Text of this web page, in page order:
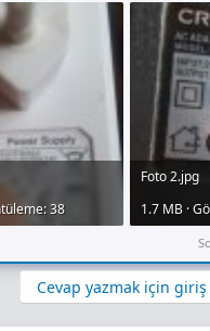
38
Foto 2.jpg
1.7 MB ·
Cevap yazmak için giriş